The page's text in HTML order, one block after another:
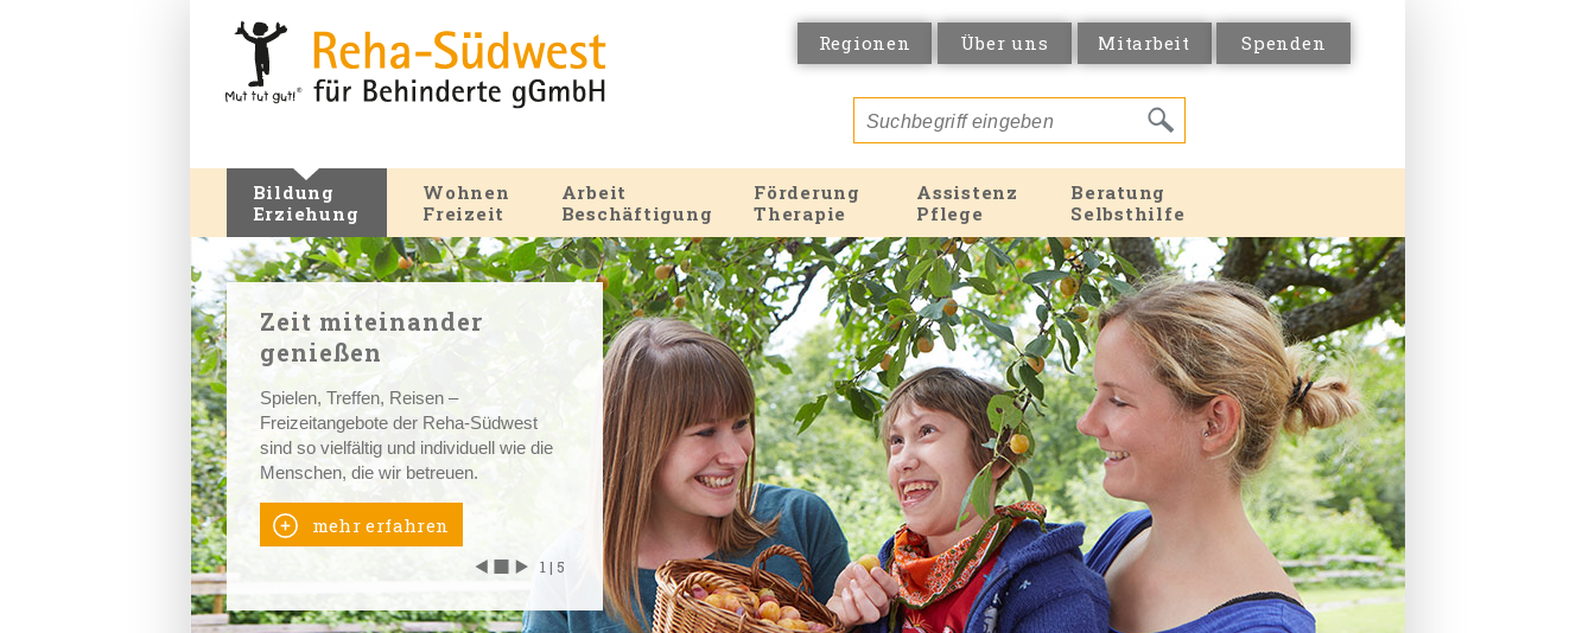
Regionen Über uns Mitarbeit Spenden
Bildung
Erziehung
Wohnen
Freizeit
Arbeit
Beschäftigung
Förderung
Therapie
Assistenz
Pflege
Beratung
Selbsthilfe
Zeit miteinander
genießen
Spielen, Treffen, Reisen –
Freizeitangebote der Reha-Südwest
sind so vielfältig und individuell wie die
Menschen, die wir betreuen.
mehr erfahren
◀ ◼ ▶ 1| 5
◀ ◼ ▶ 1| 5
◀ ◼ ▶ 1| 5
◀ ◼ ▶ 1| 5
◀ ◼ ▶ 1| 5